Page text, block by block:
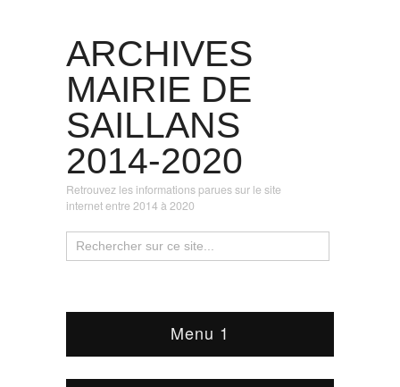
ARCHIVES
MAIRIE DE
SAILLANS
2014-2020
Retrouvez les informations parues sur le site
internet entre 2014 à 2020
Menu 1